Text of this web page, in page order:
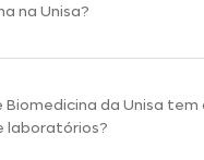
na Unisa?
Biomedicina da Unisa
laboratórios?